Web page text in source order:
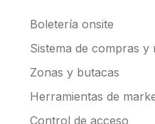
Boletería onsite
Sistema de compras y
Zonas y butacas
Herramientas de
Control de acceso